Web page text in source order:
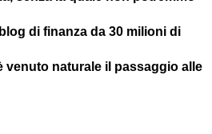
di finanza da 30 milioni di
venuto naturale il passaggio alle